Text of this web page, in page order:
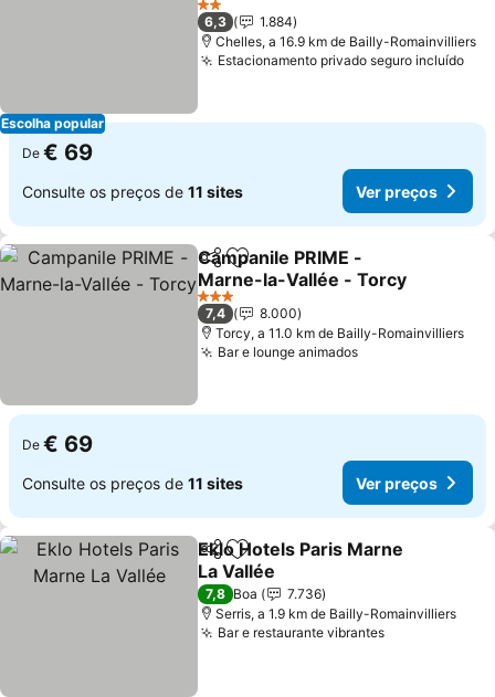
Escolha popular
2 Estrelas
6,3
1.884
Chelles, a 16.9 km de Bailly-Romainvilliers
Estacionamento privado seguro incluído
De € 69
Consulte os preços de 11 sites Ver preços
PartilharAdicionar aos favoritos
Campanile PRIME -
Marne-la-Vallée - Torcy
3 Estrelas
7,4
8.000
Torcy, a 11.0 km de Bailly-Romainvilliers
Bar e lounge animados
De € 69
Consulte os preços de 11 sites Ver preços
PartilharAdicionar aos favoritos
Eklo Hotels Paris Marne
La Vallée
7,8 Boa
7.736
Serris, a 1.9 km de Bailly-Romainvilliers
Bar e restaurante vibrantes